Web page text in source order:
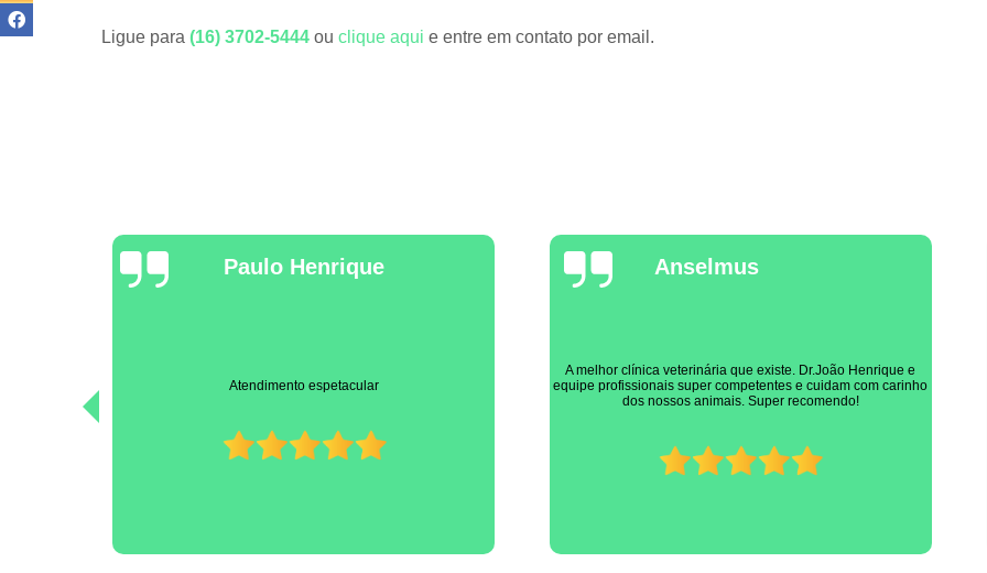
Ligue para (16) 3702-5444 ou clique aqui e entre em contato por email.
Anselmus
equipe profissionais super competentes e cuidam com carinho
Marcia Faria
Simplesmente não há necessidade de nenhuma citação em
específica, é o melhor profissional, simples assim (João Volpe)